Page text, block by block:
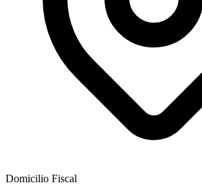
Domicilio Fiscal